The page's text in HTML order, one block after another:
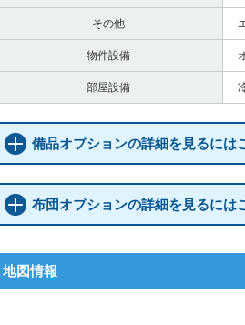
その他
物件設備
部屋設備
備品オプションの詳細を見るには
布団オプションの詳細を見るには
地図情報